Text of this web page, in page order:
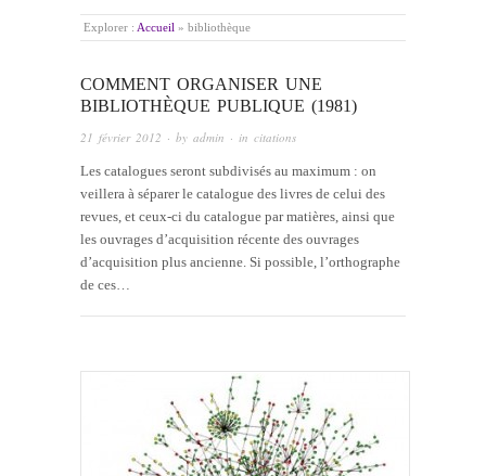
Explorer : Accueil » bibliothèque
COMMENT ORGANISER UNE
BIBLIOTHÈQUE PUBLIQUE (1981)
21 février 2012 · by admin · in citations
Les catalogues seront subdivisés au maximum : on
veillera à séparer le catalogue des livres de celui des
revues, et ceux-ci du catalogue par matières, ainsi que
les ouvrages d’acquisition récente des ouvrages
d’acquisition plus ancienne. Si possible, l’orthographe
de ces…